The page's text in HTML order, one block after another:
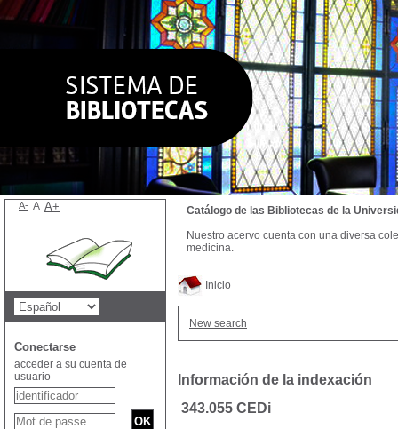
Inicio
New search
Información de la indexación
343.055 CEDi
Catálogo de las Bibliotecas de la
Nuestro acervo cuenta con una diversa
medicina.
A- A A+
Conectarse
acceder a su cuenta de
usuario